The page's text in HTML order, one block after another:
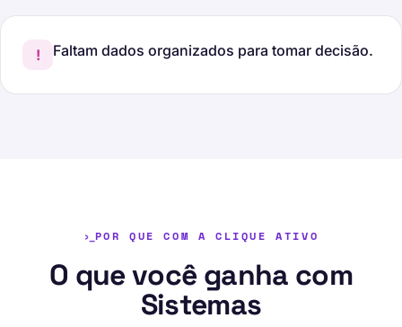
! Faltam dados organizados para tomar decisão.
POR QUE COM A CLIQUE ATIVO
O que você ganha com
Sistemas